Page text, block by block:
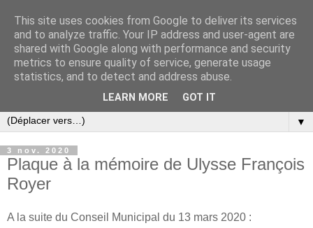
▼
3 nov. 2020
Plaque à la mémoire de Ulysse François
Royer
A la suite du Conseil Municipal du 13 mars 2020 :
This site uses cookies from Google to deliver its services
and to analyze traffic. Your IP address and user-agent are
shared with Google along with performance and security
metrics to ensure quality of service, generate usage
statistics, and to detect and address abuse.
LEARN MORE GOT IT